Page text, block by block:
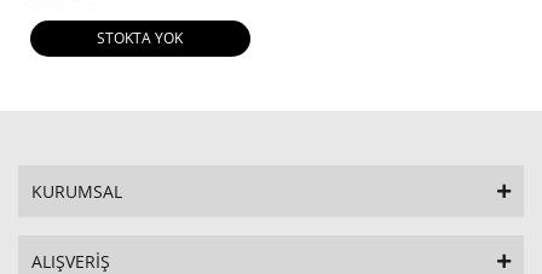
STOKTA YOK
KURUMSAL
ALIŞVERİŞ